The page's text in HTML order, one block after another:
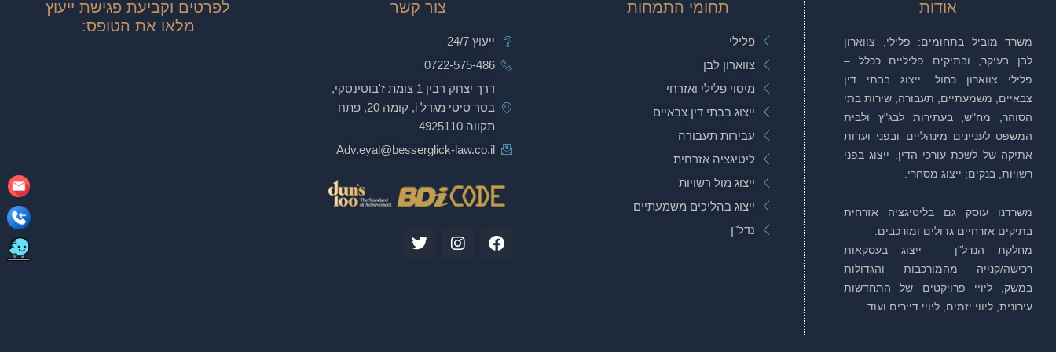
אודות
משרד מוביל בתחומים: פלילי, צווארון
לבן בעיקר, ובתיקים פליליים ככלל –
פלילי צווארון כחול. ייצוג בבתי דין
צבאיים, משמעתיים, תעבורה, שירות בתי
הסוהר, מח"ש, בעתירות לבג"ץ ולבית
המשפט לעניינים מינהליים ובפני ועדות
אתיקה של לשכת עורכי הדין. ייצוג בפני
רשויות, בנקים; ייצוג מסחרי.
משרדנו עוסק גם בליטיגציה אזרחית
בתיקים אזרחיים גדולים ומורכבים.
מחלקת הנדל"ן – ייצוג בעסקאות
רכישה/קנייה מהמורכבות והגדולות
במשק, ליויי פרויקטים של התחדשות
עירונית, ליווי יזמים, ליויי דיירים ועוד.
תחומי התמחות
פלילי
צווארון לבן
מיסוי פלילי ואזרחי
ייצוג בבתי דין צבאיים
עבירות תעבורה
ליטיגציה אזרחית
ייצוג מול רשויות
ייצוג בהליכים משמעתיים
נדל"ן
צור קשר
ייעוץ 24/7
0722-575-486
דרך יצחק רבין 1 צומת ז'בוטינסקי,
בסר סיטי מגדל i, קומה 20, פתח
תקווה 4925110
Adv.eyal@besserglick-law.co.il
F
a
I
n
T
w
לפרטים וקביעת פגישת ייעוץ
מלאו את הטופס: